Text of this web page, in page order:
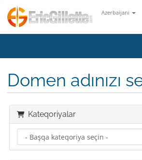
Azerbaijani
Domen adınızı
Kateqoriyalar